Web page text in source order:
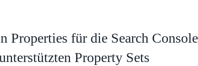
Properties für die Search
Property Sets